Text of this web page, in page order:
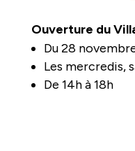
Ouverture du
Du 28
Les mercredis,
De 14h à 18h